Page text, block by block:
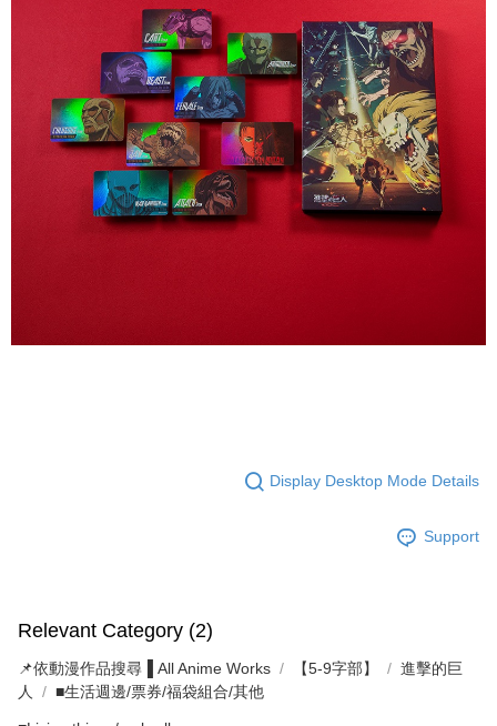
Display Desktop Mode Details
Support
Relevant Category (2)
📌依動漫作品搜尋▐ All Anime Works 【5-9字部】
進擊的巨
人
■生活週邊/票券/福袋組合/其他